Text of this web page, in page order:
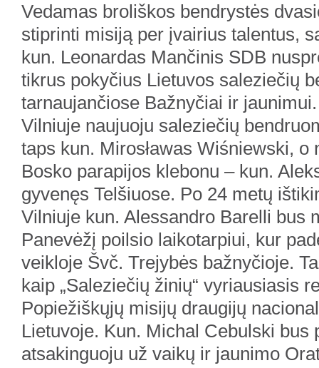
Vedamas broliškos bendrystės
stiprinti misiją per įvairius talentus,
kun. Leonardas Mančinis SDB
tikrus pokyčius Lietuvos saleziečių
tarnaujančiose Bažnyčiai ir jaunimui.
Vilniuje naujuoju saleziečių
taps kun. Mirosławas Wiśniewski, o
Bosko parapijos klebonu – kun.
gyvenęs Telšiuose. Po 24 metų
Vilniuje kun. Alessandro Barelli bus
Panevėžį poilsio laikotarpiui, kur
veikloje Švč. Trejybės bažnyčioje.
kaip „Saleziečių žinių“ vyriausiasis
Popiežiškųjų misijų draugijų
Lietuvoje. Kun. Michal Cebulski bus
atsakinguoju už vaikų ir jaunimo